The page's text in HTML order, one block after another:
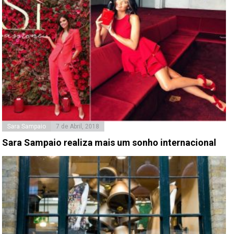
Sara Sampaio 7 de Abril, 2018
Sara Sampaio realiza mais um sonho internacional